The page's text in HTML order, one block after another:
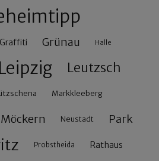
Graffiti Grünau Halle
Leipzig Leutzsch
Markkleeberg
Möckern Neustadt Park
Probstheida Rathaus